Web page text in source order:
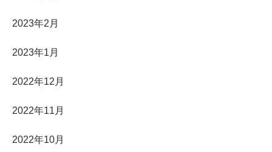
2023年2月
2023年1月
2022年12月
2022年11月
2022年10月